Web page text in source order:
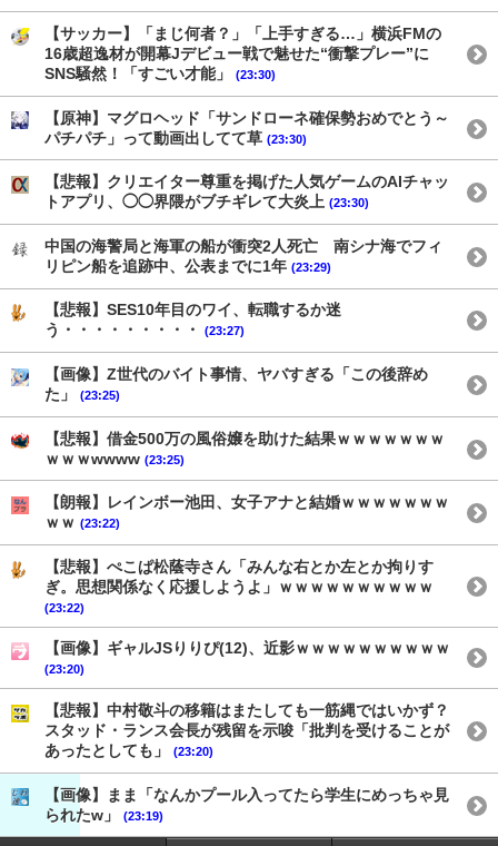
【サッカー】「まじ何者？」「上手すぎる…」横浜FMの
16歳超逸材が開幕Jデビュー戦で魅せた“衝撃プレー”に
SNS騒然！「すごい才能」
(23:30)
【原神】マグロヘッド「サンドローネ確保勢おめでとう～
パチパチ」って動画出してて草 (23:30)
【悲報】クリエイター尊重を掲げた人気ゲームのAIチャッ
トアプリ、◯◯界隈がブチギレて大炎上 (23:30)
中国の海警局と海軍の船が衝突2人死亡 南シナ海でフィ
リピン船を追跡中、公表までに1年 (23:29)
【悲報】SES10年目のワイ、転職するか迷
う・・・・・・・・・
(23:27)
【画像】Z世代のバイト事情、ヤバすぎる「この後辞め
た」
(23:25)
【悲報】借金500万の風俗嬢を助けた結果ｗｗｗｗｗｗｗ
ｗｗｗwwww (23:25)
【朗報】レインボー池田、女子アナと結婚ｗｗｗｗｗｗｗ
ｗｗ (23:22)
【悲報】ぺこぱ松蔭寺さん「みんな右とか左とか拘りす
ぎ。思想関係なく応援しようよ」ｗｗｗｗｗｗｗｗｗｗ
(23:22)
【画像】ギャルJSりりぴ(12)、近影ｗｗｗｗｗｗｗｗｗｗ
(23:20)
【悲報】中村敬斗の移籍はまたしても一筋縄ではいかず？
スタッド・ランス会長が残留を示唆「批判を受けることが
あったとしても」
(23:20)
【画像】まま「なんかプール入ってたら学生にめっちゃ見
られたw」
(23:19)